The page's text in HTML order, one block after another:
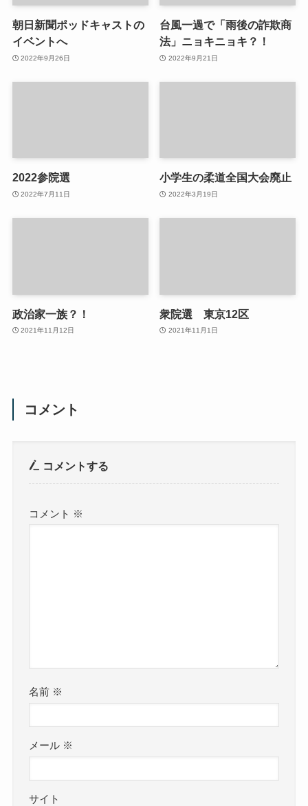
朝日新聞ポッドキャストの
イベントへ
2022年9月26日
台風一過で「雨後の詐欺商
法」ニョキニョキ？！
2022年9月21日
2022参院選
2022年7月11日
小学生の柔道全国大会廃止
2022年3月19日
政治家一族？！
2021年11月12日
衆院選 東京12区
2021年11月1日
コメント
コメントする
コメント ※
名前 ※
メール ※
サイト